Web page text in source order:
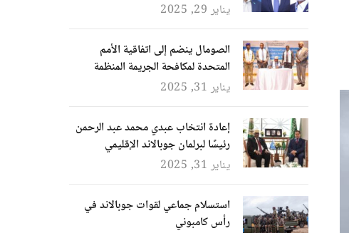
يناير 29, 2025
الصومال ينضم إلى اتفاقية الأمم
المتحدة لمكافحة الجريمة المنظمة
يناير 31, 2025
إعادة انتخاب عبدي محمد عبد الرحمن
رئيسًا لبرلمان جوبالاند الإقليمي
يناير 31, 2025
استسلام جماعي لقوات جوبالاند في
رأس كامبوني